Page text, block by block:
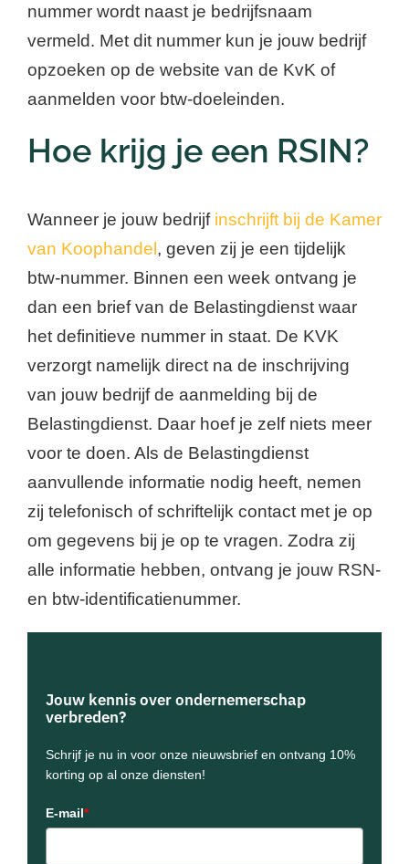
nummer wordt naast je bedrijfsnaam
vermeld. Met dit nummer kun je jouw bedrijf
opzoeken op de website van de KvK of
aanmelden voor btw-doeleinden.
Hoe krijg je een RSIN?
Wanneer je jouw bedrijf inschrijft bij de Kamer
van Koophandel , geven zij je een tijdelijk
btw-nummer. Binnen een week ontvang je
dan een brief van de Belastingdienst waar
het definitieve nummer in staat. De KVK
verzorgt namelijk direct na de inschrijving
van jouw bedrijf de aanmelding bij de
Belastingdienst. Daar hoef je zelf niets meer
voor te doen. Als de Belastingdienst
aanvullende informatie nodig heeft, nemen
zij telefonisch of schriftelijk contact met je op
om gegevens bij je op te vragen. Zodra zij
alle informatie hebben, ontvang je jouw RSN-
en btw-identificatienummer.
Jouw kennis over ondernemerschap
verbreden?
Schrijf je nu in voor onze nieuwsbrief en ontvang 10%
korting op al onze diensten!
E-mail*